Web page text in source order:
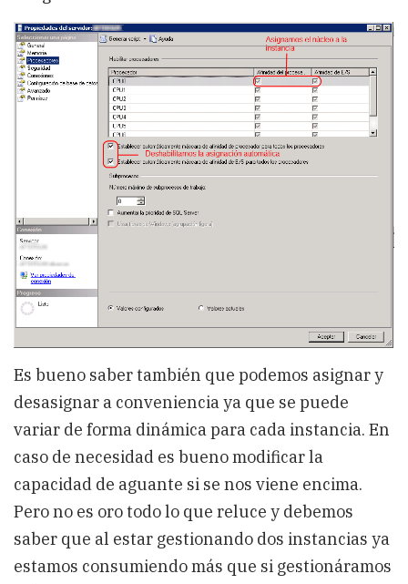
Es bueno saber también que podemos asignar y
desasignar a conveniencia ya que se puede
variar de forma dinámica para cada instancia. En
caso de necesidad es bueno modificar la
capacidad de aguante si se nos viene encima.
Pero no es oro todo lo que reluce y debemos
saber que al estar gestionando dos instancias ya
estamos consumiendo más que si gestionáramos